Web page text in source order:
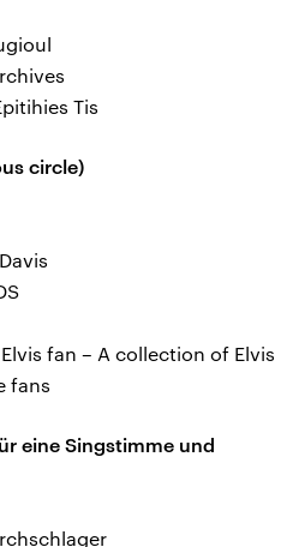
Tis
circle)
fan – A collection of Elvis
fans
eine Singstimme und